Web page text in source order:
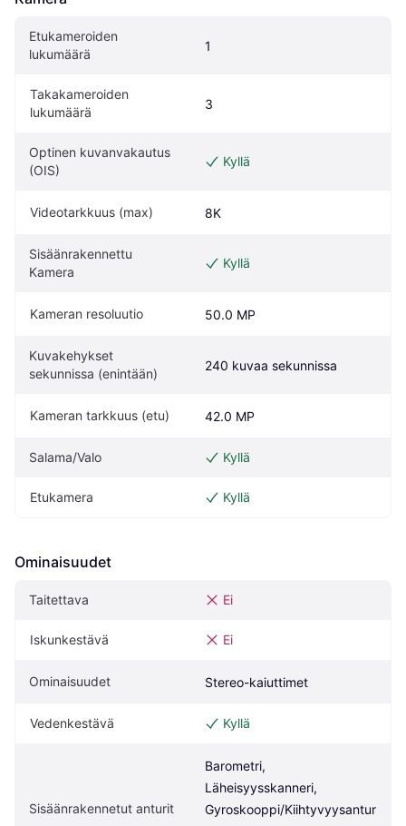
Etukameroiden
lukumäärä
1
Takakameroiden
lukumäärä
3
Optinen kuvanvakautus
(OIS)
Kyllä
Videotarkkuus (max) 8K
Sisäänrakennettu
Kamera
Kyllä
Kameran resoluutio 50.0 MP
Kuvakehykset
sekunnissa (enintään)
240 kuvaa sekunnissa
Kameran tarkkuus (etu) 42.0 MP
Salama/Valo Kyllä
Etukamera Kyllä
Ominaisuudet
Taitettava Ei
Iskunkestävä Ei
Ominaisuudet Stereo-kaiuttimet
Vedenkestävä Kyllä
Sisäänrakennetut anturit
Barometri,
Läheisyysskanneri,
Gyroskooppi/Kiihtyvyysantur